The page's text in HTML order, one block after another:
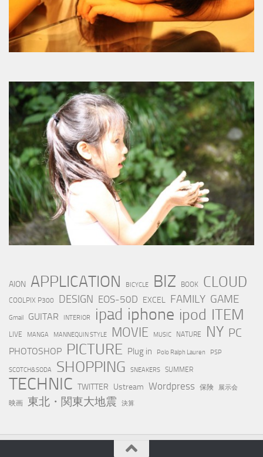
AION APPLICATION BICYCLE BIZ BOOK CLOUD
COOLPIX P300 DESIGN EOS-50D EXCEL FAMILY GAME
Gmail GUITAR INTERIOR ipad iphone ipod ITEM
LIVE MANGA MANNEQUIN STYLE MOVIE MUSIC NATURE NY PC
PHOTOSHOP PICTURE Plug in Polo Ralph Lauren PSP
SCOTCH&SODA SHOPPING SNEAKERS SUMMER
TECHNIC TWITTER Ustream Wordpress 保険 展示会
映画 東北・関東大地震 決算